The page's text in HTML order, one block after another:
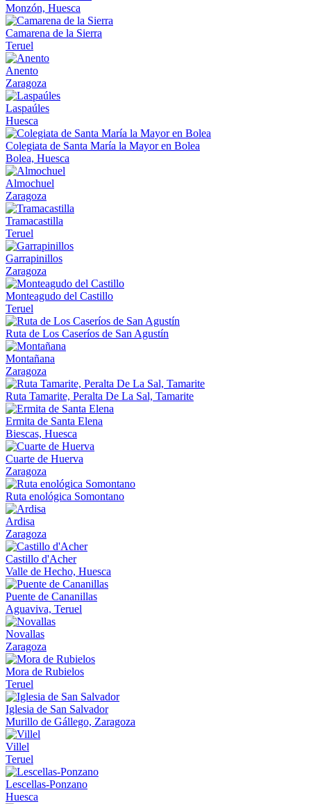
Monzón, Huesca
Camarena de la Sierra
Teruel
Anento
Zaragoza
Laspaúles
Huesca
Colegiata de Santa María la Mayor en Bolea
Bolea, Huesca
Almochuel
Zaragoza
Tramacastilla
Teruel
Garrapinillos
Zaragoza
Monteagudo del Castillo
Teruel
Ruta de Los Caseríos de San Agustín
Montañana
Zaragoza
Ruta Tamarite, Peralta De La Sal, Tamarite
Ermita de Santa Elena
Biescas, Huesca
Cuarte de Huerva
Zaragoza
Ruta enológica Somontano
Ardisa
Zaragoza
Castillo d'Acher
Valle de Hecho, Huesca
Puente de Cananillas
Aguaviva, Teruel
Novallas
Zaragoza
Mora de Rubielos
Teruel
Iglesia de San Salvador
Murillo de Gállego, Zaragoza
Villel
Teruel
Lescellas-Ponzano
Huesca